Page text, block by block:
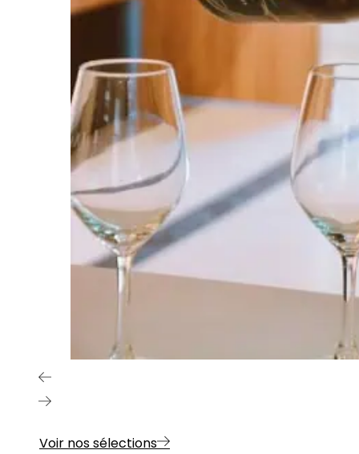
Voir nos sélections